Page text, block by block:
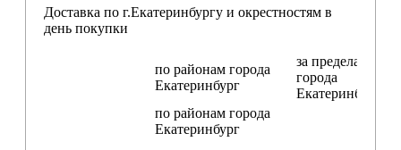
Доставка по г.Екатеринбургу и окрестностям в
день покупки
по районам города
Екатеринбург
за пределами
города
Екатеринбург
по районам города
Екатеринбург